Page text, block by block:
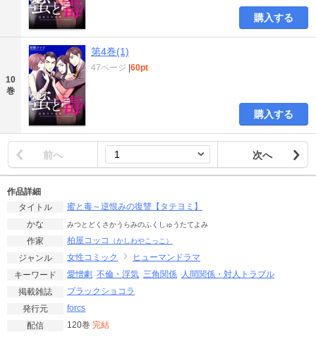
購入する
10
巻
第4巻(1)
47ページ |60pt
購入する
前へ 次へ
作品詳細
タイトル
蜜と毒～逆恨みの復讐【タテヨミ】
かな
みつとどくさかうらみのふくしゅうたてよみ
作家 柏屋コッコ （かしわやこっこ）
ジャンル 女性コミック
ヒューマンドラマ
キーワード
愛憎劇 不倫・浮気 三角関係 人間関係・対人トラブル
掲載雑誌
ブラックショコラ
発行元
forcs
配信
120巻 完結